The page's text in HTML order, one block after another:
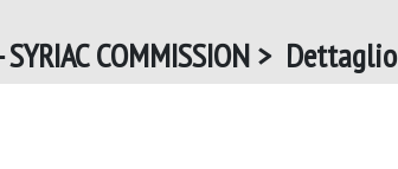
SYRIAC COMMISSION > Dettaglio